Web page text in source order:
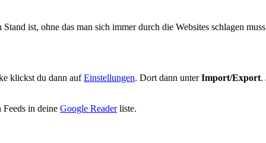
ist, ohne das man sich immer durch die Websites schlagen
klickst du dann aufEinstellungen. Dort dann unterImport/Export.
Feeds in deine Google Readerliste.